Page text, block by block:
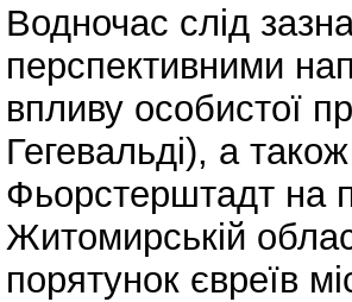
Водночас слід
перспективними
впливу особистої
Гегевальді), а
Фьорстерштадт на
Житомирській
порятунок євреїв